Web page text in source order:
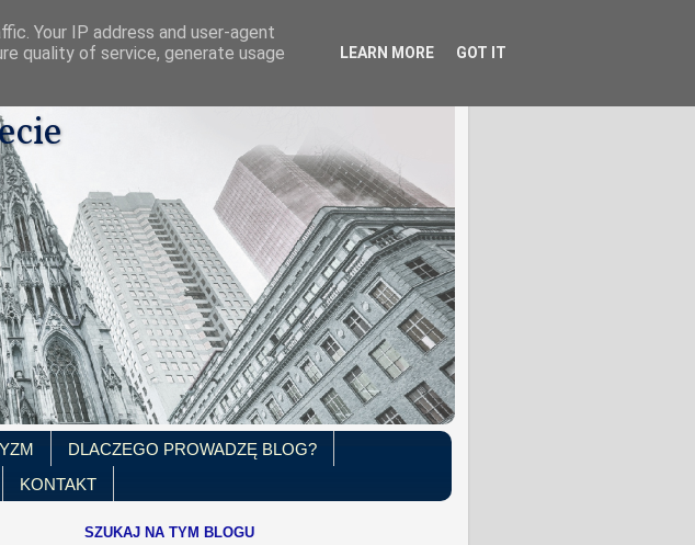
DLACZEGO PROWADZĘ BLOG?
KONTAKT
SZUKAJ NA TYM BLOGU
Your IP address and user-agent
quality of service, generate usage
LEARN MORE GOT IT